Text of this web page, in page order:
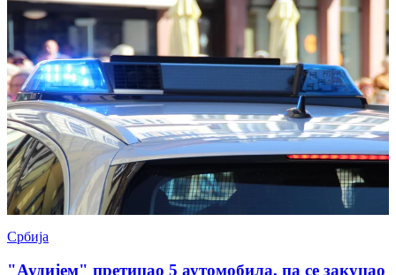
Србија
"Аудијем" претицао 5 аутомобила, па се закуцао